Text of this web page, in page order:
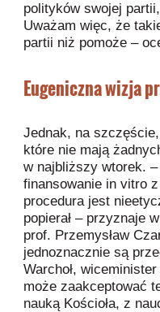
polityków swojej
Uważam więc, że
partii niż pomoże –
Eugeniczna wizja
Jednak, na
które nie mają
w najbliższy wtorek.
finansowanie in vitro
procedura jest
popierał – przyznaje
prof. Przemysław
jednoznacznie są
Warchoł,
może zaakceptować
nauką Kościoła, z